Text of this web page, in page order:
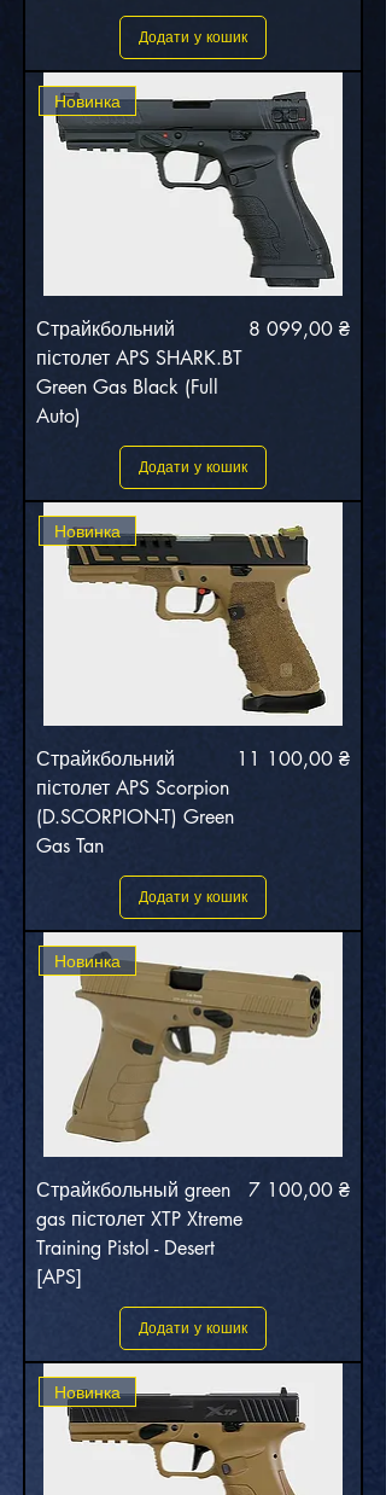
Додати у кошик
Новинка
Страйкбольний
пістолет APS SHARK.BT
Green Gas Black (Full
Auto)
Ціна
8 099,00 ₴
Додати у кошик
Новинка
Страйкбольний
пістолет APS Scorpion
(D.SCORPION-T) Green
Gas Tan
Ціна
11 100,00 ₴
Додати у кошик
Новинка
Страйкбольный green
gas пістолет XTP Xtreme
Training Pistol - Desert
[APS]
Ціна
7 100,00 ₴
Додати у кошик
Новинка